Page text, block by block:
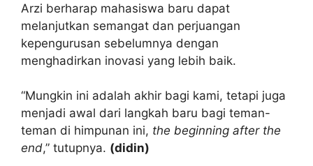
Arzi berharap mahasiswa baru dapat
melanjutkan semangat dan perjuangan
kepengurusan sebelumnya dengan
menghadirkan inovasi yang lebih baik.
“Mungkin ini adalah akhir bagi kami, tetapi juga
menjadi awal dari langkah baru bagi teman-
teman di himpunan ini, the beginning after the
end,” tutupnya. (didin)